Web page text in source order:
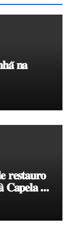
𝐧𝐚
𝐫𝐞𝐬𝐭𝐚𝐮𝐫𝐨
𝐂𝐚𝐩𝐞𝐥𝐚 𝐝𝐞